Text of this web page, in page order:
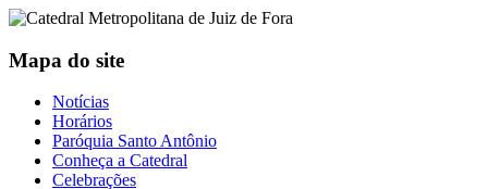
Mapa do site
Notícias
Horários
Paróquia Santo Antônio
Conheça a Catedral
Celebrações